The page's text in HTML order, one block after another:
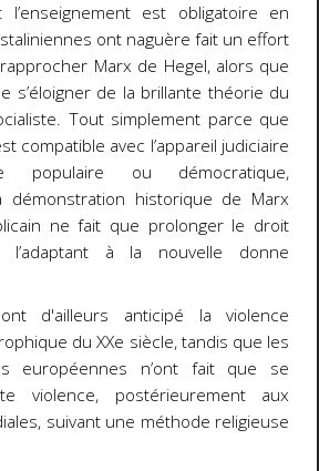
l’enseignement est obligatoire en
ont naguère fait un effort
Marx de Hegel, alors que
s’éloigner de la brillante théorie du
Tout simplement parce que
compatible avec l’appareil judiciaire
populaire ou démocratique,
démonstration historique de Marx
ne fait que prolonger le droit
l’adaptant à la nouvelle donne
d'ailleurs anticipé la violence
du XXe siècle, tandis que les
européennes n’ont fait que se
violence, postérieurement aux
suivant une méthode religieuse